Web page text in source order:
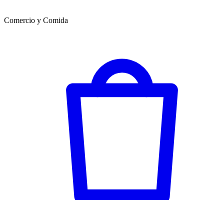
Comercio y Comida